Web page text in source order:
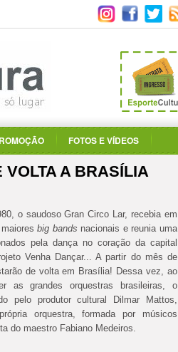
FOTOS E VÍDEOS
A BRASÍLIA
o saudoso Gran Circo Lar, recebia em
maioresbig bands nacionais e reunia uma
pela dança no coração da capital
Venha Dançar... A partir do mês de
de volta em Brasília! Dessa vez, ao
as grandes orquestras brasileiras, o
pelo produtor cultural Dilmar Mattos,
orquestra, formada por músicos
do maestro Fabiano Medeiros.